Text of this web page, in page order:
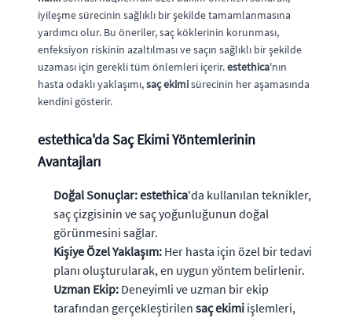
iyileşme sürecinin sağlıklı bir şekilde tamamlanmasına
yardımcı olur. Bu öneriler, saç köklerinin korunması,
enfeksiyon riskinin azaltılması ve saçın sağlıklı bir şekilde
uzaması için gerekli tüm önlemleri içerir.estethica'nın
hasta odaklı yaklaşımı,saç ekimisürecinin her aşamasında
kendini gösterir.
estethica'da Saç Ekimi Yöntemlerinin
Avantajları
Doğal Sonuçlar:estethica'da kullanılan teknikler,
saç çizgisinin ve saç yoğunluğunun doğal
görünmesini sağlar.
Kişiye Özel Yaklaşım: Her hasta için özel bir tedavi
planı oluşturularak, en uygun yöntem belirlenir.
Uzman Ekip: Deneyimli ve uzman bir ekip
tarafından gerçekleştirilen saç ekimi işlemleri,